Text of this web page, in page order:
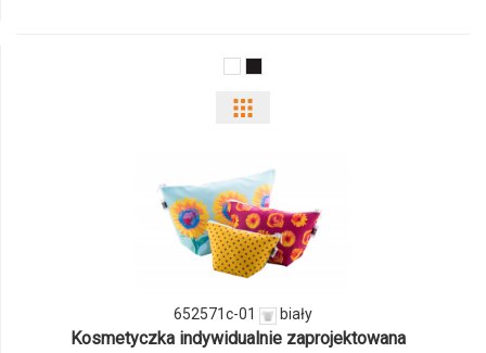
i
ilości
produktu
652571c-
652571c-01 biały
Kosmetyczka indywidualnie zaprojektowana